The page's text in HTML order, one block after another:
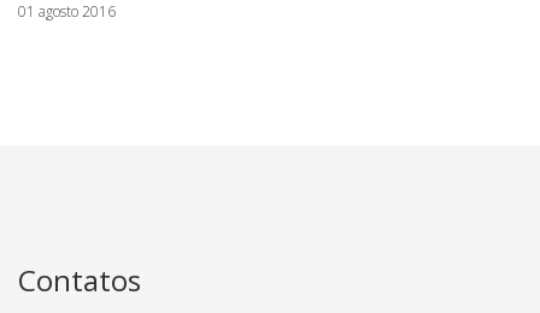
01 agosto 2016
Contatos